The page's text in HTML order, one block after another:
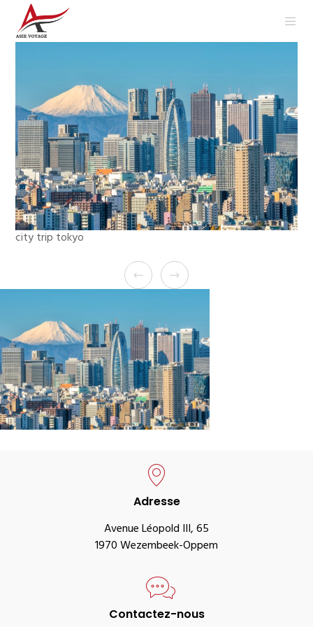
city trip tokyo
Adresse
Avenue Léopold III, 65
1970 Wezembeek-Oppem
Contactez-nous